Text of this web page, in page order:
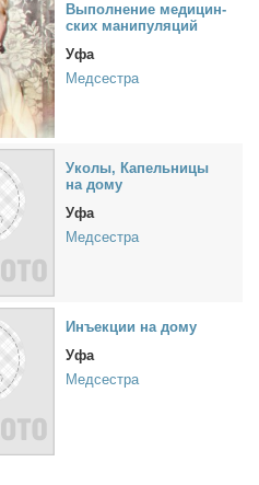
Вы­пол­не­ние ме­ди­цин­
ских ма­ни­пу­ля­ций
Уфа
Медсестра
Уко­лы, Ка­пель­ни­цы
на до­му
Уфа
Медсестра
Инъ­ек­ции на до­му
Уфа
Медсестра